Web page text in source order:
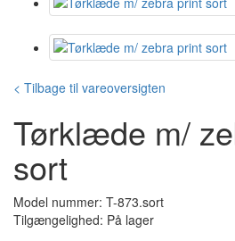
< Tilbage til vareoversigten
Tørklæde m/
sort
Model nummer: T-873.sort
Tilgængelighed: På lager